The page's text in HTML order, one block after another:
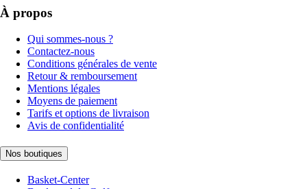
À propos
Qui sommes-nous ?
Contactez-nous
Conditions générales de vente
Retour & remboursement
Mentions légales
Moyens de paiement
Tarifs et options de livraison
Avis de confidentialité
Nos boutiques
Basket-Center